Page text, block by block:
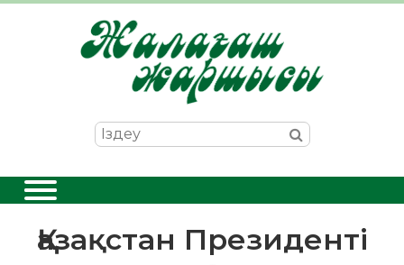
Қазақстан Президенті